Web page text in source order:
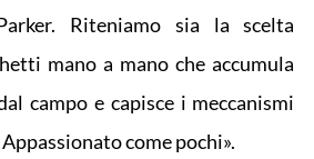
Riteniamo sia la scelta
mano a mano che accumula
campo e capisce i meccanismi
come pochi».